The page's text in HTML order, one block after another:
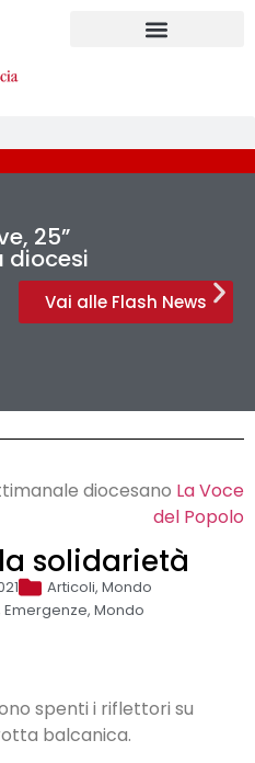
25”
diocesi
Vai alle Flash News
diocesano La Voce
del Popolo
solidarietà
Articoli, Mondo
Emergenze, Mondo
spenti i riflettori su
balcanica.